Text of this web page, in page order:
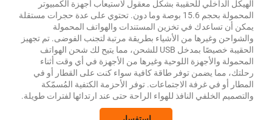
للحقيبة بشكل معقول لاستيعاب أجهزة الكمبيوتر
المحمولة بحجم 15.6 بوصة وما دون. تحتوي على عدة حجرات مستقلة
في تخزين المستندات والهواتف المحمولة
وغيرها من الأشياء بطريقة مرتبة لتجنب الفوضى. تم تجهيز
الحقيبة خصيصًا بمدخل USB للشحن، مما يتيح لك شحن الهواتف
والأجهزة اللوحية وغيرها من الأجهزة في أي وقت أثناء
يضمن توفر طاقة كافية سواء كنت على القطار أو في
في غرفة الاجتماعات. توفر الأحزمة الكتفية المُسمّكة
النافذ للهواء الراحة حتى عند ارتدائها لفترات طويلة.